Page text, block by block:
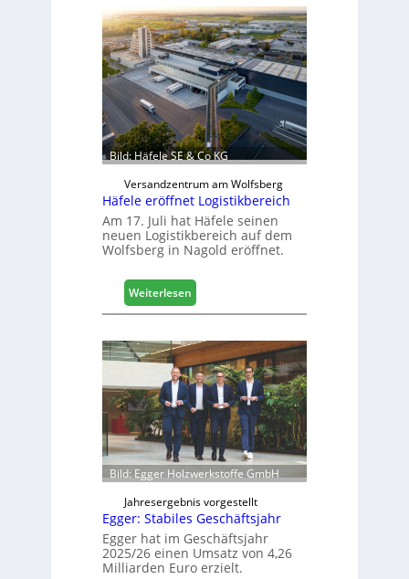
u
n
f
t
s
c
h
i
n
e
n
b
a
u
d
i
g
i
t
i
i
e
r
t
s
c
h
Bild: Häfele SE & Co KG
Versandzentrum am Wolfsberg
Häfele eröffnet Logistikbereich
Am 17. Juli hat Häfele seinen
neuen Logistikbereich auf dem
Wolfsberg in Nagold eröffnet.
Weiterlesen:
H
f
e
l
e
e
r
ö
f
f
n
e
t
L
o
Bild: Egger Holzwerkstoffe GmbH
Jahresergebnis vorgestellt
Egger: Stabiles Geschäftsjahr
Egger hat im Geschäftsjahr
2025/26 einen Umsatz von 4,26
Milliarden Euro erzielt.